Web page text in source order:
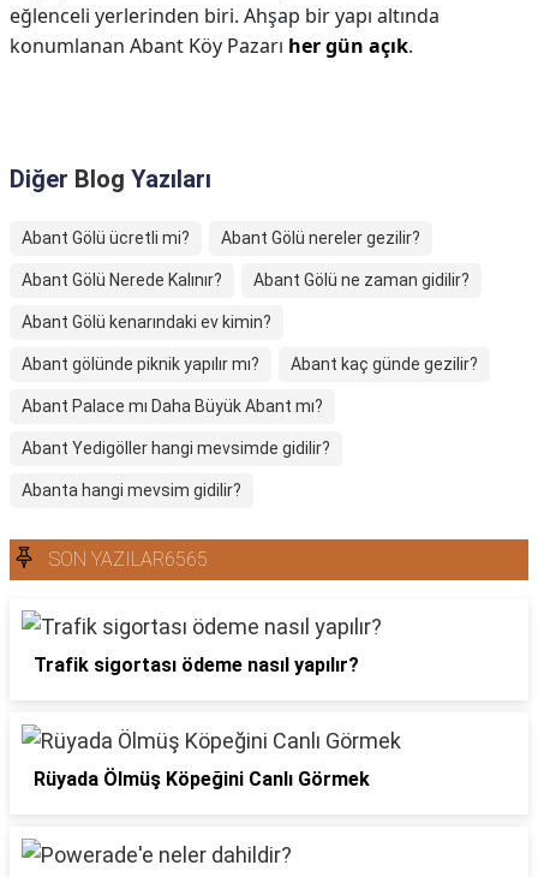
eğlenceli yerlerinden biri. Ahşap bir yapı altında
konumlanan Abant Köy Pazarı her gün açık.
Diğer Blog Yazıları
Abant Gölü ücretli mi? Abant Gölü nereler gezilir?
Abant Gölü Nerede Kalınır? Abant Gölü ne zaman gidilir?
Abant Gölü kenarındaki ev kimin?
Abant gölünde piknik yapılır mı? Abant kaç günde gezilir?
Abant Palace mı Daha Büyük Abant mı?
Abant Yedigöller hangi mevsimde gidilir?
Abanta hangi mevsim gidilir?
SON YAZILAR6565
Trafik sigortası ödeme nasıl yapılır?
Rüyada Ölmüş Köpeğini Canlı Görmek